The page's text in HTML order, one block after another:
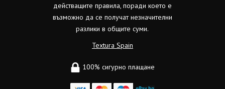
действащите правила, поради което е
възможно да се получат незначителни
разлики в общите суми.
Textura Spain
100% сигурно плащане